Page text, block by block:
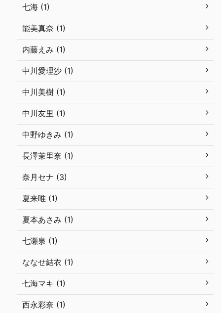
七海 (1)
能美真奈 (1)
内藤えみ (1)
中川愛理沙 (1)
中川美樹 (1)
中川友里 (1)
中野ゆきみ (1)
長澤茉里奈 (1)
奈月セナ (3)
夏来唯 (1)
夏本あさみ (1)
七瀬泉 (1)
ななせ結衣 (1)
七海マキ (1)
西永彩奈 (1)